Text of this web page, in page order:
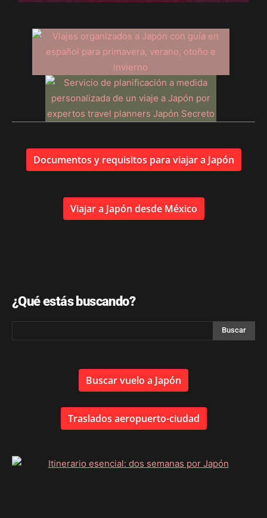
Documentos y requisitos para viajar a Japón
Viajar a Japón desde México
¿Qué estás buscando?
Buscar vuelo a Japón
Traslados aeropuerto-ciudad